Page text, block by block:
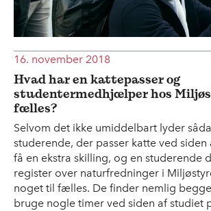
16. november 2018
Hvad har en kattepasser og
studentermedhjælper hos
fælles?
Selvom det ikke umiddelbart lyder
studerende, der passer katte ved
få en ekstra skilling, og en studerende
register over naturfredninger i
noget til fælles. De finder nemlig
bruge nogle timer ved siden af studiet